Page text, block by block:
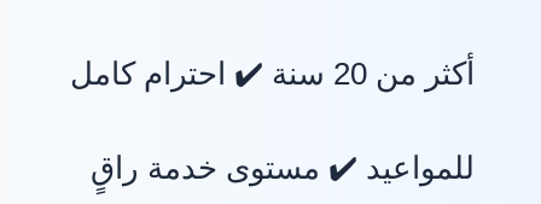
أكثر من 20 سنة ✔️ احترام كامل
للمواعيد ✔️ مستوى خدمة راقٍ